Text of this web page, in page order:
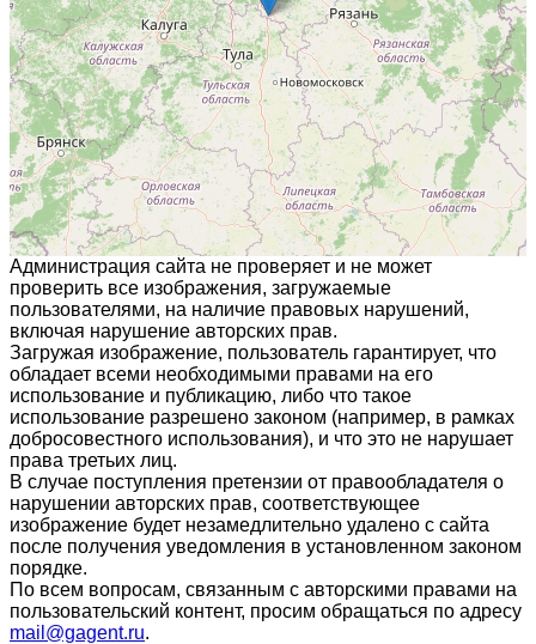
Администрация сайта не проверяет и не может
проверить все изображения, загружаемые
пользователями, на наличие правовых нарушений,
включая нарушение авторских прав.
Загружая изображение, пользователь гарантирует, что
обладает всеми необходимыми правами на его
использование и публикацию, либо что такое
использование разрешено законом (например, в рамках
добросовестного использования), и что это не нарушает
права третьих лиц.
В случае поступления претензии от правообладателя о
нарушении авторских прав, соответствующее
изображение будет незамедлительно удалено с сайта
после получения уведомления в установленном законом
порядке.
По всем вопросам, связанным с авторскими правами на
пользовательский контент, просим обращаться по адресу
mail@gagent.ru.